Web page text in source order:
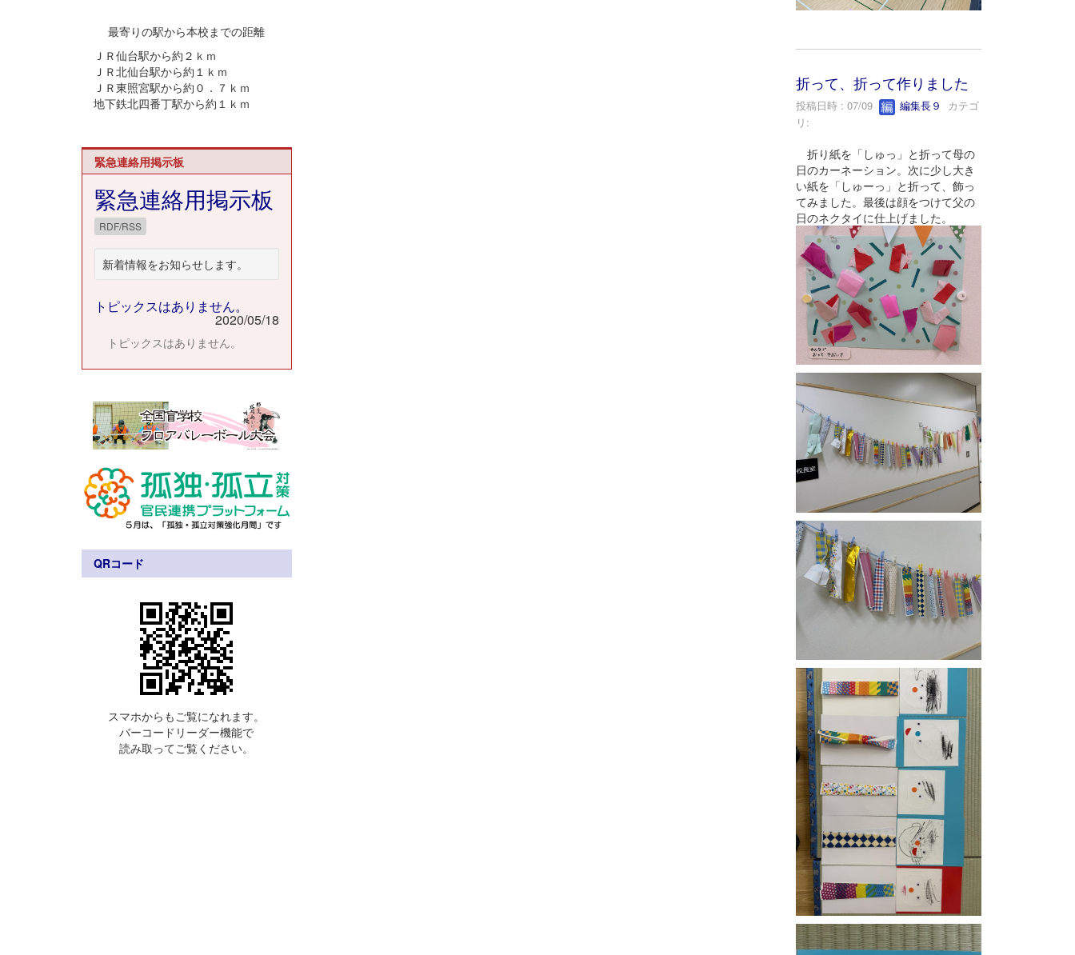
最寄りの駅から本校までの距離
ＪＲ仙台駅から約２ｋｍ
ＪＲ北仙台駅から約１ｋｍ
ＪＲ東照宮駅から約０．７ｋｍ
地下鉄北四番丁駅から約１ｋｍ
緊急連絡用掲示板
緊急連絡用掲示板
RDF/RSS
新着情報をお知らせします。
トピックスはありません。
2020/05/18
トピックスはありません。
QRコード
スマホからもご覧になれます。
バーコードリーダー機能で
読み取ってご覧ください。
折って、折って作りました
投稿日時 : 07/09 編集長９
カテゴ
リ:
折り紙を「しゅっ」と折って母の
日のカーネーション。次に少し大き
い紙を「しゅーっ」と折って、飾っ
てみました。最後は顔をつけて父の
日のネクタイに仕上げました。